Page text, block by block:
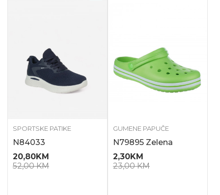
SPORTSKE PATIKE
N84033
20,80KM
52,00KM
GUMENE PAPUČE
N79895 Zelena
2,30KM
23,00KM